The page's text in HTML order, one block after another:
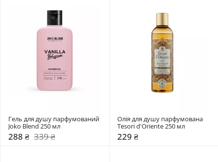
Гель для душу парфумований
Joko Blend 250 мл
288 ₴ 339 ₴
Олія для душу парфумована
Tesori d'Oriente 250 мл
229 ₴